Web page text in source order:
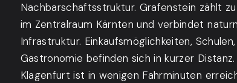
Nachbarschaftsstruktur. Grafenstein zählt
im Zentralraum Kärnten und verbindet
Infrastruktur. Einkaufsmöglichkeiten,
Gastronomie befinden sich in kurzer
Klagenfurt ist in wenigen Fahrminuten